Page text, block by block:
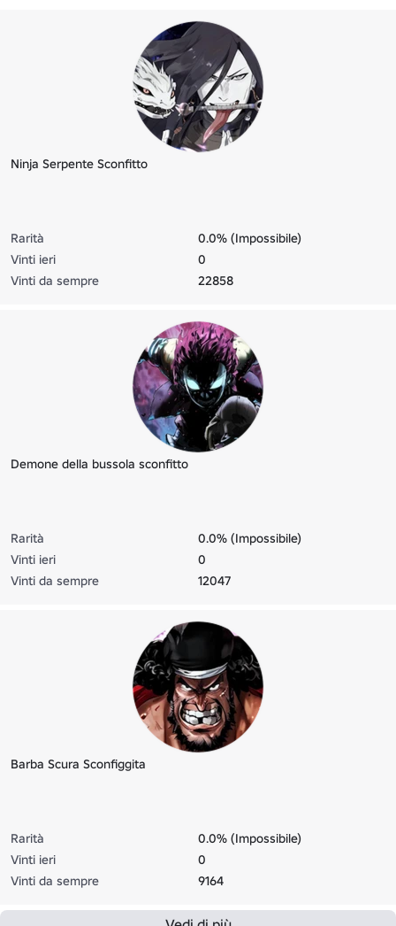
Ninja Serpente Sconfitto
Rarità
0.0% (Impossibile)
Vinti ieri
0
Vinti da sempre
22858
Demone della bussola sconfitto
Rarità
0.0% (Impossibile)
Vinti ieri
0
Vinti da sempre
12047
Barba Scura Sconfiggita
Rarità
0.0% (Impossibile)
Vinti ieri
0
Vinti da sempre
9164